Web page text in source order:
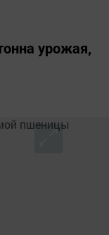
урожая,